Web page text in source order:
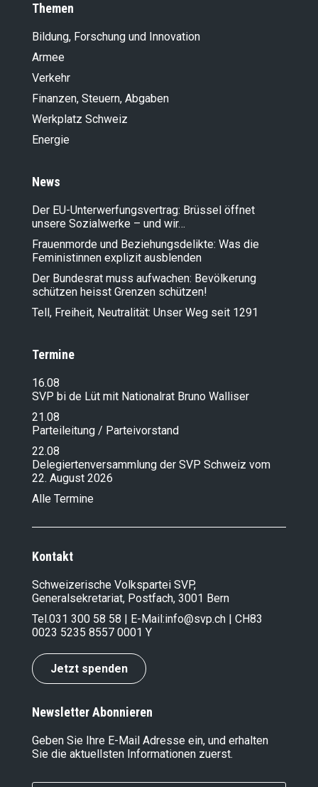
Themen
Bildung, Forschung und Innovation
Armee
Verkehr
Finanzen, Steuern, Abgaben
Werkplatz Schweiz
Energie
News
Der EU-Unterwerfungsvertrag: Brüssel öffnet
unsere Sozialwerke – und wir…
Frauenmorde und Beziehungsdelikte: Was die
Feministinnen explizit ausblenden
Der Bundesrat muss aufwachen: Bevölkerung
schützen heisst Grenzen schützen!
Tell, Freiheit, Neutralität: Unser Weg seit 1291
Termine
16.08
SVP bi de Lüt mit Nationalrat Bruno Walliser
21.08
Parteileitung / Parteivorstand
22.08
Delegiertenversammlung der SVP Schweiz vom
22. August 2026
Alle Termine
Kontakt
Schweizerische Volkspartei SVP,
Generalsekretariat, Postfach, 3001 Bern
Tel.031 300 58 58 | E-Mail:info@svp.ch | CH83
0023 5235 8557 0001 Y
Jetzt spenden
Newsletter Abonnieren
Geben Sie Ihre E-Mail Adresse ein, und erhalten
Sie die aktuellsten Informationen zuerst.